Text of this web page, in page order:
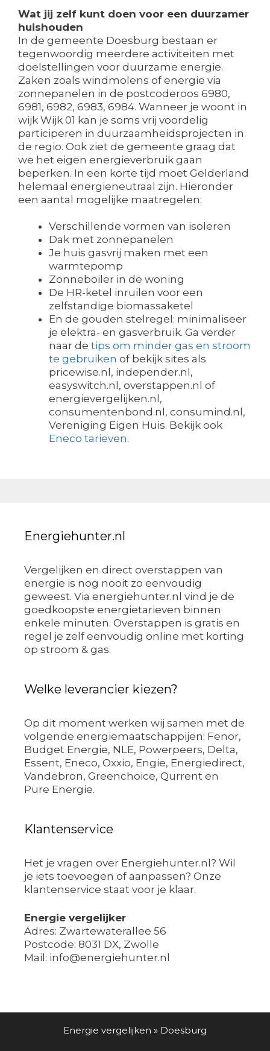
Wat jij zelf kunt doen voor een duurzamer
huishouden
In de gemeente Doesburg bestaan er
tegenwoordig meerdere activiteiten met
doelstellingen voor duurzame energie.
Zaken zoals windmolens of energie via
zonnepanelen in de postcoderoos 6980,
6981, 6982, 6983, 6984. Wanneer je woont in
wijk Wijk 01 kan je soms vrij voordelig
participeren in duurzaamheidsprojecten in
de regio. Ook ziet de gemeente graag dat
we het eigen energieverbruik gaan
beperken. In een korte tijd moet Gelderland
helemaal energieneutraal zijn. Hieronder
een aantal mogelijke maatregelen:
Verschillende vormen van isoleren
Dak met zonnepanelen
Je huis gasvrij maken met een
warmtepomp
Zonneboiler in de woning
De HR-ketel inruilen voor een
zelfstandige biomassaketel
En de gouden stelregel: minimaliseer
je elektra- en gasverbruik. Ga verder
naar de tips om minder gas en stroom
te gebruiken of bekijk sites als
pricewise.nl, independer.nl,
easyswitch.nl, overstappen.nl of
energievergelijken.nl,
consumentenbond.nl, consumind.nl,
Vereniging Eigen Huis. Bekijk ook
Eneco tarieven.
Energiehunter.nl
Vergelijken en direct overstappen van
energie is nog nooit zo eenvoudig
geweest. Via energiehunter.nl vind je de
goedkoopste energietarieven binnen
enkele minuten. Overstappen is gratis en
regel je zelf eenvoudig online met korting
op stroom & gas.
Welke leverancier kiezen?
Op dit moment werken wij samen met de
volgende energiemaatschappijen: Fenor,
Budget Energie, NLE, Powerpeers, Delta,
Essent, Eneco, Oxxio, Engie, Energiedirect,
Vandebron, Greenchoice, Qurrent en
Pure Energie.
Klantenservice
Het je vragen over Energiehunter.nl? Wil
je iets toevoegen of aanpassen? Onze
klantenservice staat voor je klaar.
Energie vergelijker
Adres: Zwartewaterallee 56
Postcode: 8031 DX, Zwolle
Mail: info@energiehunter.nl
Energie vergelijken » Doesburg